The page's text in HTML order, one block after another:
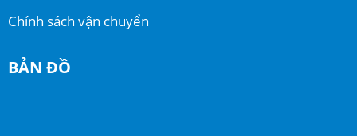
Chính sách vận chuyển
BẢN ĐỒ